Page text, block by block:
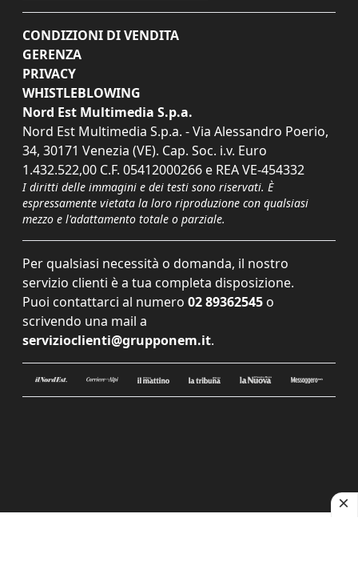
CONDIZIONI DI VENDITA
GERENZA
PRIVACY
WHISTLEBLOWING
Nord Est Multimedia S.p.a.
Nord Est Multimedia S.p.a. - Via Alessandro Poerio,
34, 30171 Venezia (VE). Cap. Soc. i.v. Euro
1.432.522,00 C.F. 05412000266 e REA VE-454332
I diritti delle immagini e dei testi sono riservati. È
espressamente vietata la loro riproduzione con qualsiasi
mezzo e l'adattamento totale o parziale.
Per qualsiasi necessità o domanda, il nostro
servizio clienti è a tua completa disposizione.
Puoi contattarci al numero 02 89362545 o
scrivendo una mail a
servizioclienti@grupponem.it.